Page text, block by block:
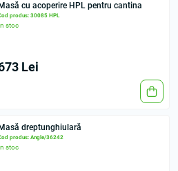
Masă cu acoperire HPL pentru cantina
produs: 30085 HPL
stoc
Lei
Masă dreptunghiulară
produs: Angle/36242
stoc